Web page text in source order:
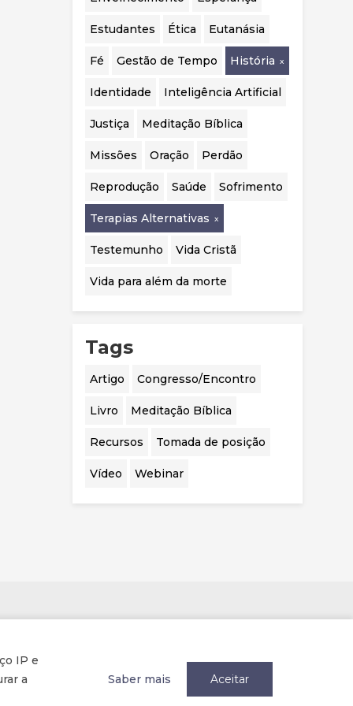
IP e
a
Saber mais Aceitar
Estudantes Ética Eutanásia
Fé Gestão de Tempo História
Identidade Inteligência Artificial
Justiça Meditação Bíblica
Missões Oração Perdão
Reprodução Saúde Sofrimento
Terapias Alternativas
Testemunho Vida Cristã
Vida para além da morte
Tags
Artigo Congresso/Encontro
Livro Meditação Bíblica
Recursos Tomada de posição
Vídeo Webinar